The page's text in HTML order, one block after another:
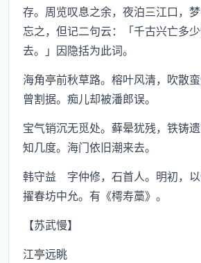
存。周览叹息之余，夜泊三江口，
忘之，但记二句云：「千古兴亡多
去。」因隐括为此词。
海角亭前秋草路。榕叶风清，吹散
曾割据。痴儿却被潘郎误。
宝气销沉无觅处。藓晕犹残，铁铸
知几度。海门依旧潮来去。
韩守益 字仲修，石首人。明初，以
擢春坊中允。有《樗寿藁》。
【苏武慢】
江亭远眺